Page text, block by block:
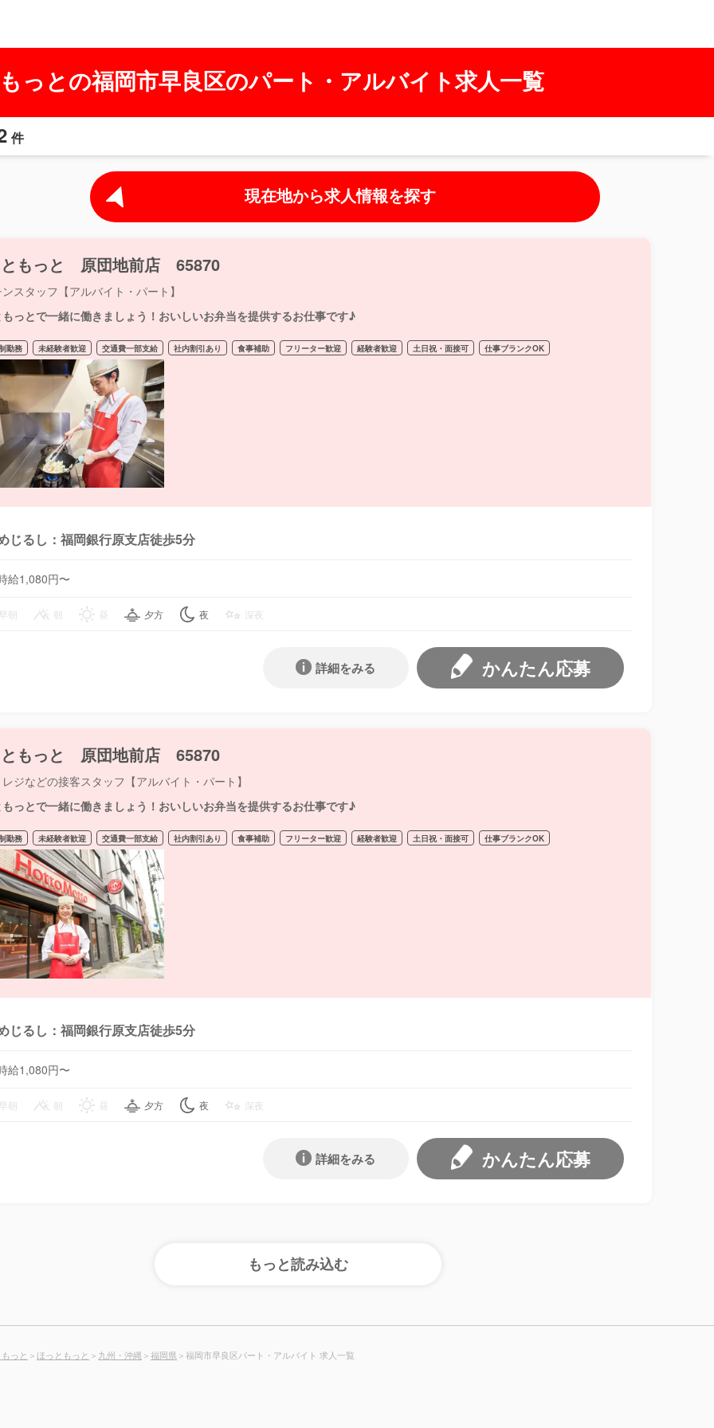
っとの福岡市早良区のパート・アルバイト求人一覧
件
現在地から求人情報を探す
もっと 原団地前店 65870
スタッフ【アルバイト・パート】
っとで一緒に働きましょう！おいしいお弁当を提供するお仕事です♪
勤務 未経験者歓迎 交通費一部支給 社内割引あり 食事補助 フリーター歓迎 経験者歓迎 土日祝・面接可 仕事ブランクOK
じるし：福岡銀行原支店徒歩5分
給1,080円〜
朝 朝 昼 夕方 夜 深夜
かんたん応募
詳細をみる
もっと 原団地前店 65870
ジなどの接客スタッフ【アルバイト・パート】
っとで一緒に働きましょう！おいしいお弁当を提供するお仕事です♪
勤務 未経験者歓迎 交通費一部支給 社内割引あり 食事補助 フリーター歓迎 経験者歓迎 土日祝・面接可 仕事ブランクOK
じるし：福岡銀行原支店徒歩5分
給1,080円〜
朝 朝 昼 夕方 夜 深夜
かんたん応募
詳細をみる
っと ＞ほっともっと ＞ 九州・沖縄 ＞福岡県 ＞福岡市早良区パート・アルバイト 求人一覧